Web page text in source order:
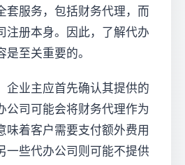
套服务，包括财务代理，而
注册本身。因此，了解代办
至关重要的。
企业主应首先确认其提供的
公司可能会将财务代理作为
味着客户需要支付额外费用
一些代办公司则可能不提供